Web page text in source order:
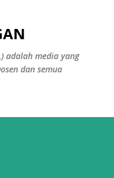
adalah media yang
dan semua